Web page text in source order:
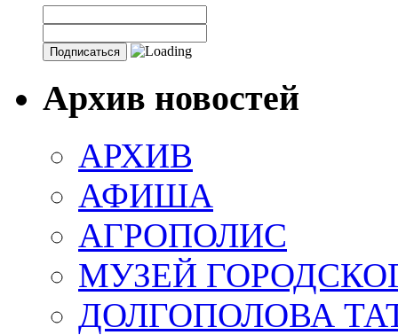
Архив новостей
АРХИВ
АФИША
АГРОПОЛИС
МУЗЕЙ
ДОЛГОПОЛОВА